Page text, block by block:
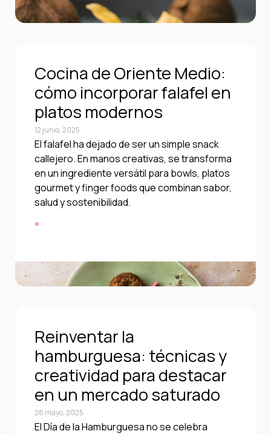
Cocina de Oriente Medio:
cómo incorporar falafel en
platos modernos
12 junio, 2025
El falafel ha dejado de ser un simple snack
callejero. En manos creativas, se transforma
en un ingrediente versátil para bowls, platos
gourmet y finger foods que combinan sabor,
salud y sostenibilidad.
»
Reinventar la
hamburguesa: técnicas y
creatividad para destacar
en un mercado saturado
28 mayo, 2025
El Día de la Hamburguesa no se celebra